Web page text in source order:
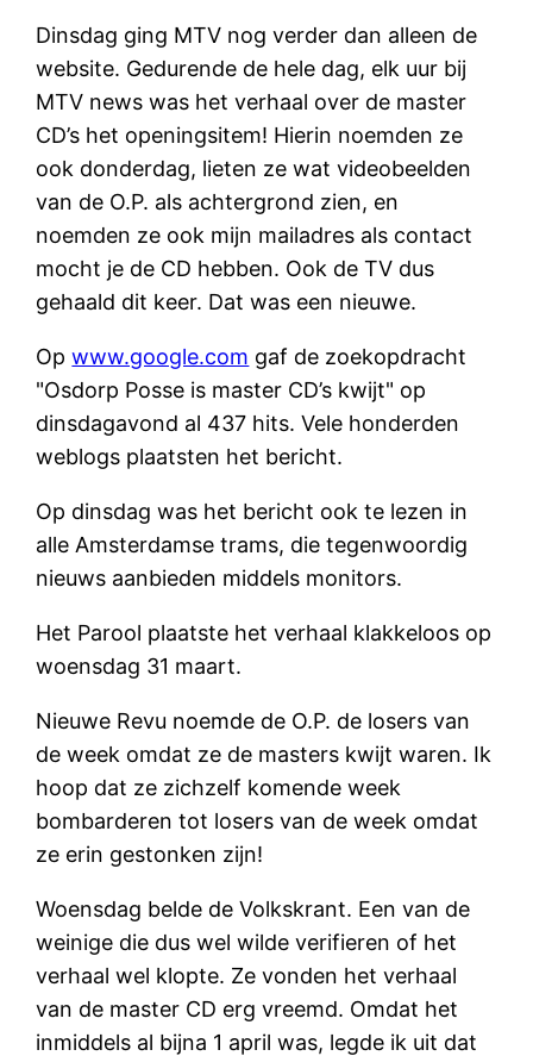
Dinsdag ging MTV nog verder dan alleen de
website. Gedurende de hele dag, elk uur bij
MTV news was het verhaal over de master
CD’s het openingsitem! Hierin noemden ze
ook donderdag, lieten ze wat videobeelden
van de O.P. als achtergrond zien, en
noemden ze ook mijn mailadres als contact
mocht je de CD hebben. Ook de TV dus
gehaald dit keer. Dat was een nieuwe.
Opwww.google.com gaf de zoekopdracht
"Osdorp Posse is master CD’s kwijt" op
dinsdagavond al 437 hits. Vele honderden
weblogs plaatsten het bericht.
Op dinsdag was het bericht ook te lezen in
alle Amsterdamse trams, die tegenwoordig
nieuws aanbieden middels monitors.
Het Parool plaatste het verhaal klakkeloos op
woensdag 31 maart.
Nieuwe Revu noemde de O.P. de losers van
de week omdat ze de masters kwijt waren. Ik
hoop dat ze zichzelf komende week
bombarderen tot losers van de week omdat
ze erin gestonken zijn!
Woensdag belde de Volkskrant. Een van de
weinige die dus wel wilde verifieren of het
verhaal wel klopte. Ze vonden het verhaal
van de master CD erg vreemd. Omdat het
inmiddels al bijna 1 april was, legde ik uit dat